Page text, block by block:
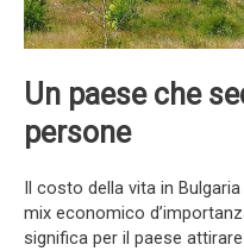
Un paese che
persone
Il costo della vita in
mix economico
significa per il paese